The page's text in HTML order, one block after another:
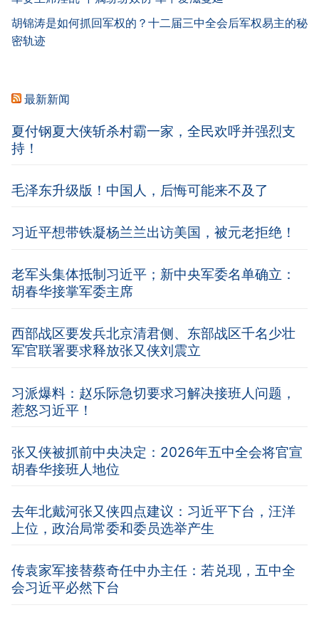
胡锦涛是如何抓回军权的？十二届三中全会后军权易主的秘
密轨迹
最新新闻
夏付钢夏大侠斩杀村霸一家，全民欢呼并强烈支
持！
毛泽东升级版！中国人，后悔可能来不及了
习近平想带铁凝杨兰兰出访美国，被元老拒绝！
老军头集体抵制习近平；新中央军委名单确立：
胡春华接掌军委主席
西部战区要发兵北京清君侧、东部战区千名少壮
军官联署要求释放张又侠刘震立
习派爆料：赵乐际急切要求习解决接班人问题，
惹怒习近平！
张又侠被抓前中央决定：2026年五中全会将官宣
胡春华接班人地位
去年北戴河张又侠四点建议：习近平下台，汪洋
上位，政治局常委和委员选举产生
传袁家军接替蔡奇任中办主任：若兑现，五中全
会习近平必然下台